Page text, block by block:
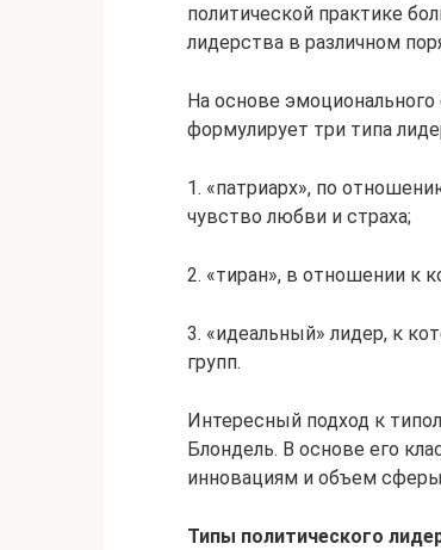
политической практике
лидерства в различном
На основе
формулирует три типа
1. «патри­арх», по
чувство любви и страха;
2. «тиран», в отношении к
3. «идеальный» лидер, к
групп.
Интересный подход к
Блондель. В основе его
инновациям и объем
Типы политического